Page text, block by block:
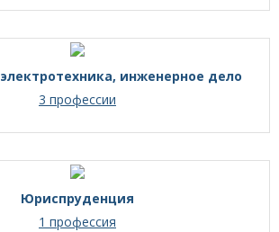
инженерное дело
3 профессии
Юриспруденция
1 профессия